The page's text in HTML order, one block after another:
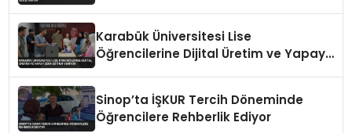
Karabük Üniversitesi Lise
Öğrencilerine Dijital Üretim ve Yapay
Sinop’ta İŞKUR Tercih Döneminde
Öğrencilere Rehberlik Ediyor